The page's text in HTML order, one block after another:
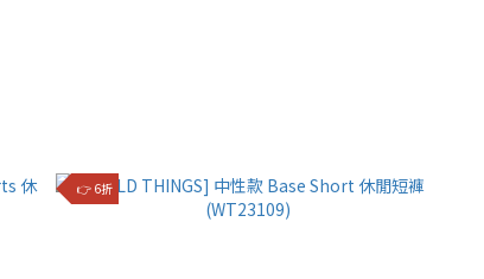
👉 6折